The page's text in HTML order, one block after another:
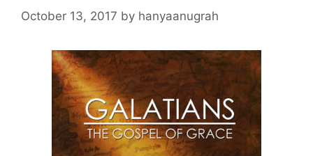
October 13, 2017 by hanyaanugrah